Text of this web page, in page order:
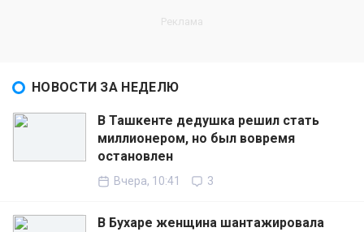
НОВОСТИ ЗА НЕДЕЛЮ
В Ташкенте дедушка решил стать
миллионером, но был вовремя
остановлен
Вчера, 10:41 3
В Бухаре женщина шантажировала